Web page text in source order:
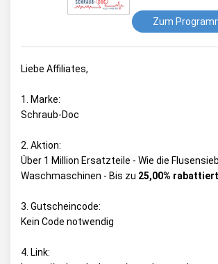
Zum
Liebe Affiliates,
1. Marke:
Schraub-Doc
2. Aktion:
Über 1 Million Ersatzteile - Wie die
Waschmaschinen - Bis zu 25,00% rabattiert
3. Gutscheincode:
Kein Code notwendig
4. Link: